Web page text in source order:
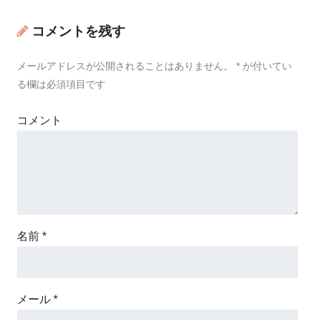
コメントを残す
メールアドレスが公開されることはありません。 * が付いてい
る欄は必須項目です
コメント
名前 *
メール *